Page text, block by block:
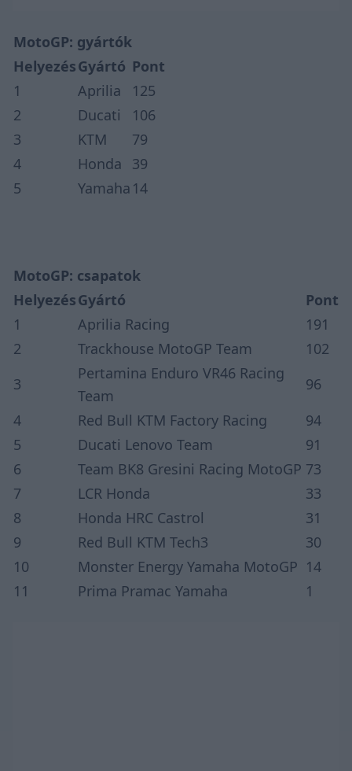
MotoGP: gyártók
HelyezésGyártó Pont
1
Aprilia
125
2
Ducati
106
3
KTM
79
4
Honda
39
5
Yamaha 14
MotoGP: csapatok
HelyezésGyártó
Pont
1
Aprilia Racing
191
2
Trackhouse MotoGP Team
102
3
Pertamina Enduro VR46 Racing
Team
96
4
Red Bull KTM Factory Racing
94
5
Ducati Lenovo Team
91
6
Team BK8 Gresini Racing MotoGP 73
7
LCR Honda
33
8
Honda HRC Castrol
31
9
Red Bull KTM Tech3
30
10
Monster Energy Yamaha MotoGP 14
11
Prima Pramac Yamaha 1